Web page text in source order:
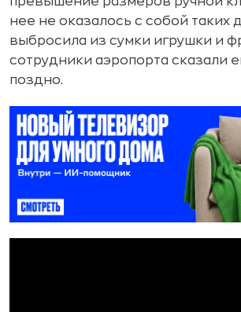
нее не оказалось с собой таких
выбросила из сумки игрушки и
сотрудники аэропорта сказали
поздно.